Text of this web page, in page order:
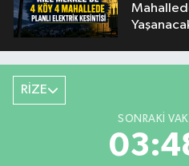
RİZE
SONRAKI